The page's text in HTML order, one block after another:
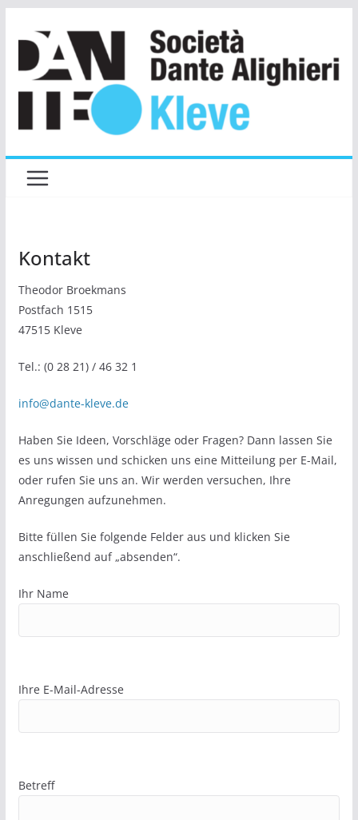
Inhalt
springen
Kontakt
Theodor Broekmans
Postfach 1515
47515 Kleve
Tel.: (0 28 21) / 46 32 1
info@dante-kleve.de
Haben Sie Ideen, Vorschläge oder Fragen? Dann lassen Sie
es uns wissen und schicken uns eine Mitteilung per E-Mail,
oder rufen Sie uns an. Wir werden versuchen, Ihre
Anregungen aufzunehmen.
Bitte füllen Sie folgende Felder aus und klicken Sie
anschließend auf „absenden“.
Ihr Name
Ihre E-Mail-Adresse
Betreff